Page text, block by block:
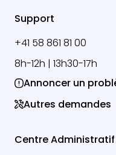
Support
+41 58 861 81 00
8h-12h | 13h30-17h
Annoncer un
Autres demandes
Centre Administratif